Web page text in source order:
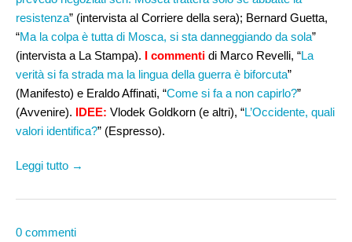
resistenza” (intervista al Corriere della sera); Bernard Guetta,
“Ma la colpa è tutta di Mosca, si sta danneggiando da sola”
(intervista a La Stampa). I commenti di Marco Revelli, “La
verità si fa strada ma la lingua della guerra è biforcuta”
(Manifesto) e Eraldo Affinati, “Come si fa a non capirlo?”
(Avvenire). IDEE: Vlodek Goldkorn (e altri), “L’Occidente, quali
valori identifica?” (Espresso).
Leggi tutto →
0 commenti